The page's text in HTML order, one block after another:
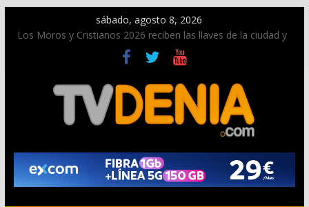
sábado, agosto 8, 2026
Los Moros y Cristianos 2026 reciben las llaves de la ciudad y
dan inicio a las fiestas en Dénia
El bando moro protagonista en la Segunda Entraeta Festera
Paco Adsuar dona al Arxiu de Dénia más de 50.000 imágenes
de la memoria visual de la ciudad
La Entraeta Festera llena de ambiente la calle Marqués de
Campo con la recepción a la Capitanía Cristiana
El XII Festival de Jazz de Dénia reunirá durante agosto a
figuras nacionales e internacionales en los Jardins de
Torrecremada